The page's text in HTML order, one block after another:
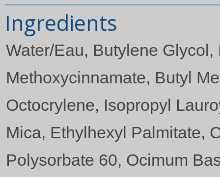
Ingredients
Water/Eau, Butylene
Methoxycinnamate, Butyl
Octocrylene, Isopropyl
Mica, Ethylhexyl Palmitate,
Polysorbate 60, Ocimum